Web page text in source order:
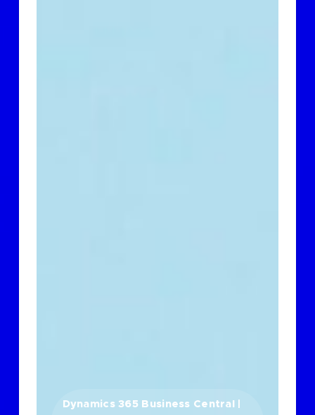
Dynamics 365 Business Central |